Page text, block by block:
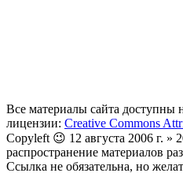
Все материалы сайта доступны
лицензии: Creative Commons
Copyleft 😉 12 августа 2006 г. »
распространение материалов
Ссылка не обязательна, но